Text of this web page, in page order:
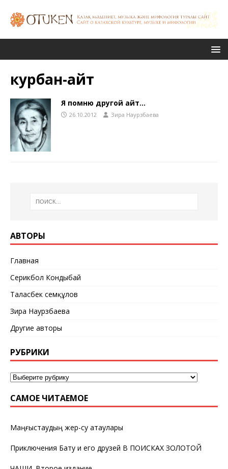
курбан-айт
Я помню другой айт…
26.10.2012 Зира Наурзбаева
АВТОРЫ
Главная
Серикбол Кондыбай
Таласбек Әсемқұлов
Зира Наурзбаева
Другие авторы
РУБРИКИ
САМОЕ ЧИТАЕМОЕ
Маңғыстаудың жер-су атаулары
Приключения Бату и его друзей В ПОИСКАХ ЗОЛОТОЙ